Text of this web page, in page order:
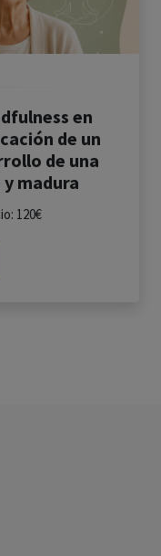
en
de un
de una
madura
120€